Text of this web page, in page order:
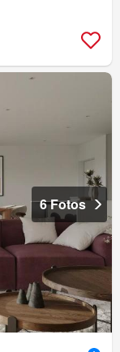
6 Fotos